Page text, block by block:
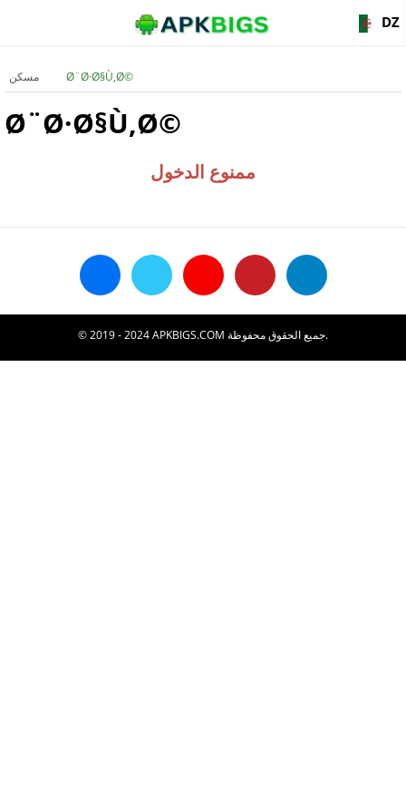
DZ
مسكن Ø¨Ø·Ø§Ù‚Ø©
Ø¨Ø·Ø§Ù‚Ø©
ممنوع الدخول
© 2019 - 2024 APKBIGS.COM جميع الحقوق محفوظة.